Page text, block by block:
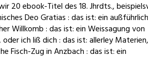
20 ebook-Titel des 18. Jhrdts.,
Deo Gratias : das ist: ein
Willkomb : das ist: ein Weissagung von
ich liß dich : das ist: allerley Materien,
Fisch-Zug in Anzbach : das ist: ein